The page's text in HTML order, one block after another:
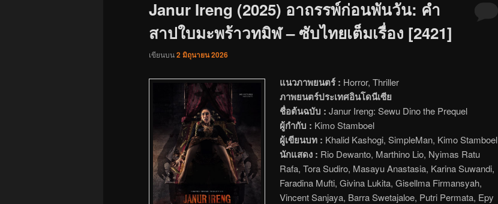
Janur Ireng (2025) อาถรรพ์ก่อนพันวัน: คำ
สาปใบมะพร้าวทมิฬ – ซับไทยเต็มเรื่อง [2421]
เขียนบน2 มิถุนายน 2026
แนวภาพยนตร์ : Horror, Thriller
ภาพยนตร์ประเทศอินโดนีเซีย
ชื่อต้นฉบับ : Janur Ireng: Sewu Dino the Prequel
ผู้กำกับ : Kimo Stamboel
ผู้เขียนบท : Khalid Kashogi, SimpleMan, Kimo Stamboel
นักแสดง : Rio Dewanto, Marthino Lio, Nyimas Ratu
Rafa, Tora Sudiro, Masayu Anastasia, Karina Suwandi,
Faradina Mufti, Givina Lukita, Gisellma Firmansyah,
Vincent Sanjaya, Barra Swetajaloe, Putri Permata, Epy